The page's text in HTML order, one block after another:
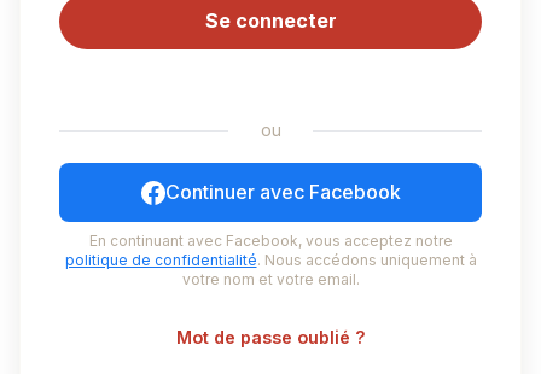
Se connecter
ou
Continuer avec Facebook
En continuant avec Facebook, vous acceptez notre
politique de confidentialité. Nous accédons uniquement à
votre nom et votre email.
Mot de passe oublié ?